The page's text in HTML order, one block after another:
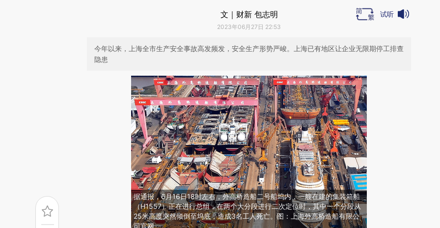
文｜财新 包志明
2023年06月27日 22:53
试听
今年以来，上海全市生产安全事故高发频发，安全生产形势严峻。上海已有地区让企业无限期停工排查
隐患
据通报，6月16日18时左右，外高桥造船二号船坞内，一艘在建的集装箱船
（H1557）正在进行总组，在两个大分段进行二次定位时，其中一个分段从
25米高度突然倾倒至坞底，造成3名工人死亡。图：上海外高桥造船有限公
司官网